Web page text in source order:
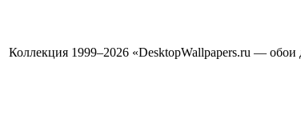
Коллекция 1999–2026 «DesktopWallpapers.ru — обои